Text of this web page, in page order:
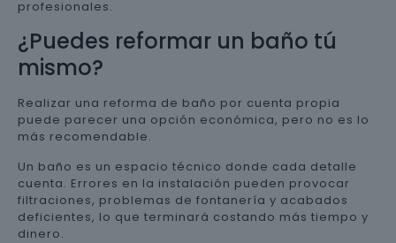
profesionales.
¿Puedes reformar un baño tú
mismo?
Realizar una reforma de baño por cuenta propia
puede parecer una opción económica, pero no es lo
más recomendable.
Un baño es un espacio técnico donde cada detalle
cuenta. Errores en la instalación pueden provocar
filtraciones, problemas de fontanería y acabados
deficientes, lo que terminará costando más tiempo y
dinero.